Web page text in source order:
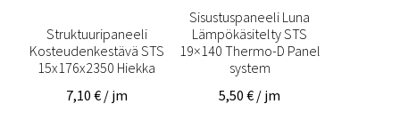
Struktuuripaneeli
Kosteudenkestävä STS
15x176x2350 Hiekka
7,10 € / jm
Sisustuspaneeli Luna
Lämpökäsitelty STS
19×140 Thermo-D Panel
system
5,50€ / jm